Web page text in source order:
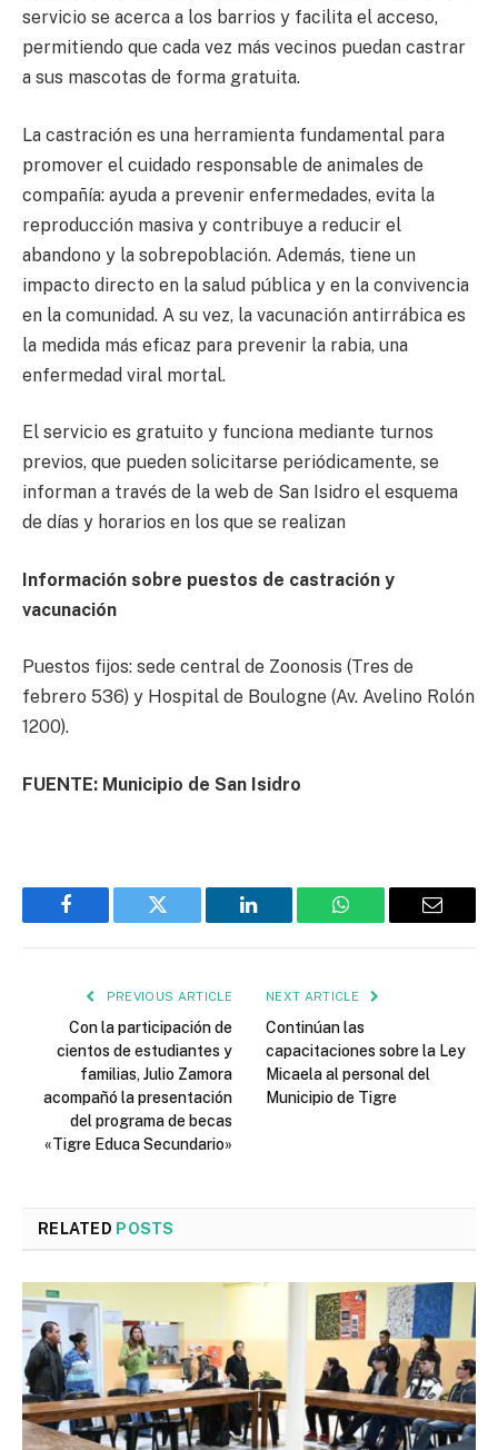
servicio se acerca a los barrios y facilita el acceso,
permitiendo que cada vez más vecinos puedan castrar
a sus mascotas de forma gratuita.
La castración es una herramienta fundamental para
promover el cuidado responsable de animales de
compañía: ayuda a prevenir enfermedades, evita la
reproducción masiva y contribuye a reducir el
abandono y la sobrepoblación. Además, tiene un
impacto directo en la salud pública y en la convivencia
en la comunidad. A su vez, la vacunación antirrábica es
la medida más eficaz para prevenir la rabia, una
enfermedad viral mortal.
El servicio es gratuito y funciona mediante turnos
previos, que pueden solicitarse periódicamente, se
informan a través de la web de San Isidro el esquema
de días y horarios en los que se realizan
Información sobre puestos de castración y
vacunación
Puestos fijos: sede central de Zoonosis (Tres de
febrero 536) y Hospital de Boulogne (Av. Avelino Rolón
1200).
FUENTE: Municipio de San Isidro
Facebook Twitter LinkedIn WhatsApp Email
PREVIOUS ARTICLE
Con la participación de
cientos de estudiantes y
familias, Julio Zamora
acompañó la presentación
del programa de becas
«Tigre Educa Secundario»
NEXT ARTICLE
Continúan las
capacitaciones sobre la Ley
Micaela al personal del
Municipio de Tigre
RELATED POSTS